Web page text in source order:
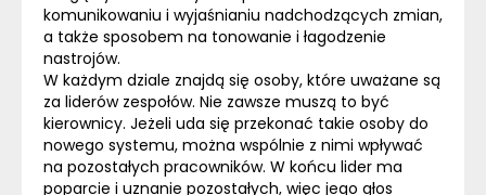
komunikowaniu i wyjaśnianiu nadchodzących zmian,
a także sposobem na tonowanie i łagodzenie
nastrojów.
W każdym dziale znajdą się osoby, które uważane są
za liderów zespołów. Nie zawsze muszą to być
kierownicy. Jeżeli uda się przekonać takie osoby do
nowego systemu, można wspólnie z nimi wpływać
na pozostałych pracowników. W końcu lider ma
poparcie i uznanie pozostałych, więc jego głos